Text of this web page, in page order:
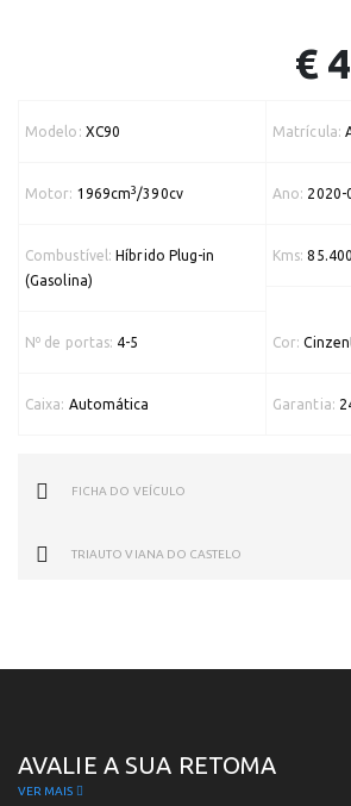
€
Modelo: XC90 Matrícula:
Motor: 1969cm3/390cv Ano: 2020-
Combustível: Híbrido Plug-in
(Gasolina)
Kms: 85.400
Nº de portas: 4-5 Cor:
Caixa: Automática Garantia:
FICHA DO VEÍCULO
TRIAUTO VIANA DO CASTELO
AVALIE A SUA RETOMA
VER MAIS